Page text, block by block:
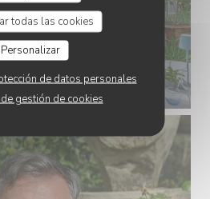
todas las cookies
Personalizar
de datos personales
gestión de cookies